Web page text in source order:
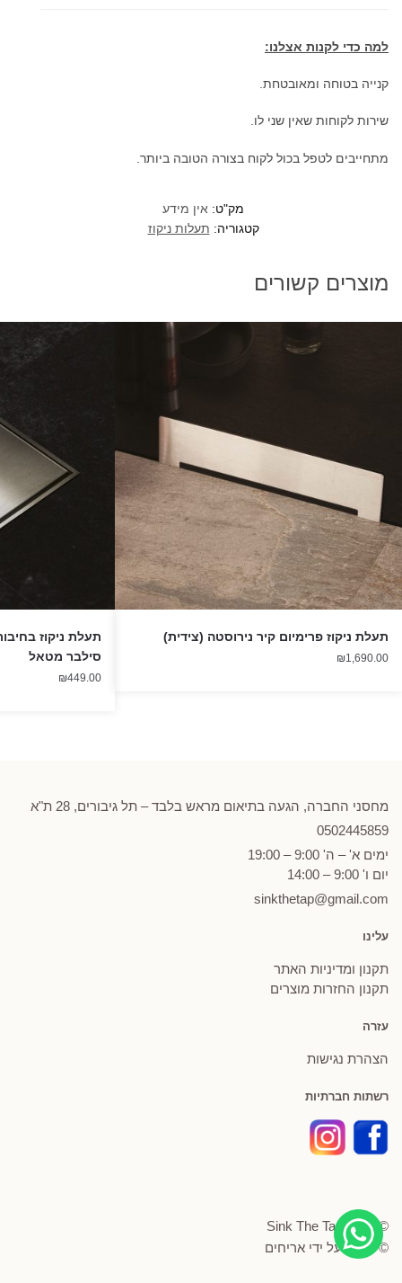
ריצוף)
למה כדי לקנות אצלנו:
קנייה בטוחה ומאובטחת.
שירות לקוחות שאין שני לו.
מתחייבים לטפל בכול לקוח בצורה הטובה ביותר.
מק"ט: אין מידע
קטגוריה: תעלות ניקוז
מוצרים קשורים
תעלת ניקוז פרימיום קיר נירוסטה (צידית)
₪1,690.00 סילבר מטאל
₪449.00
מחסני החברה, הגעה בתיאום מראש בלבד – תל גיבורים, 28 ת"א
0502445859
ימים א' – ה' 9:00 – 19:00
יום ו' 9:00 – 14:00
sinkthetap@gmail.com
עלינו
תקנון ומדיניות האתר
תקנון החזרות מוצרים
עזרה
הצהרת נגישות
רשתות חברתיות
© Sink The Tap 2026
© פותח על ידי אריחים